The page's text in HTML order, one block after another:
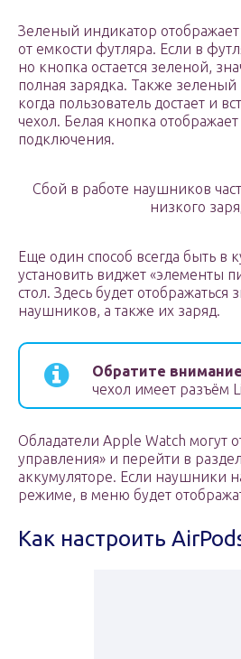
Зеленый индикатор
от емкости футляра. Если в
но кнопка остается зеленой,
полная зарядка. Также зеленый
когда пользователь достает и
чехол. Белая кнопка
подключения.
Сбой в работе наушников
низкого
Еще один способ всегда быть в
установить виджет «элементы
стол. Здесь будет отображаться
наушников, а также их заряд.
Обратите
чехол имеет разъём
Обладатели Apple Watch могут
управления» и перейти в
аккумуляторе. Если наушники
режиме, в меню будет
Как настроить